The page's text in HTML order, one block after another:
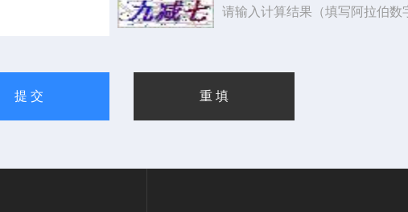
请输入计算结果（填写阿拉伯数